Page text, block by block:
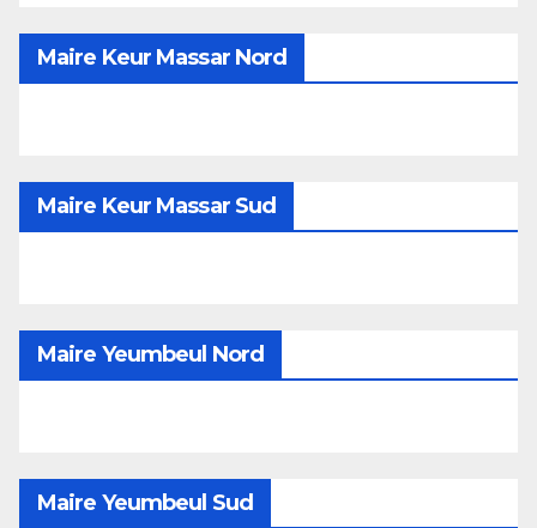
Maire Keur Massar Nord
Maire Keur Massar Sud
Maire Yeumbeul Nord
Maire Yeumbeul Sud